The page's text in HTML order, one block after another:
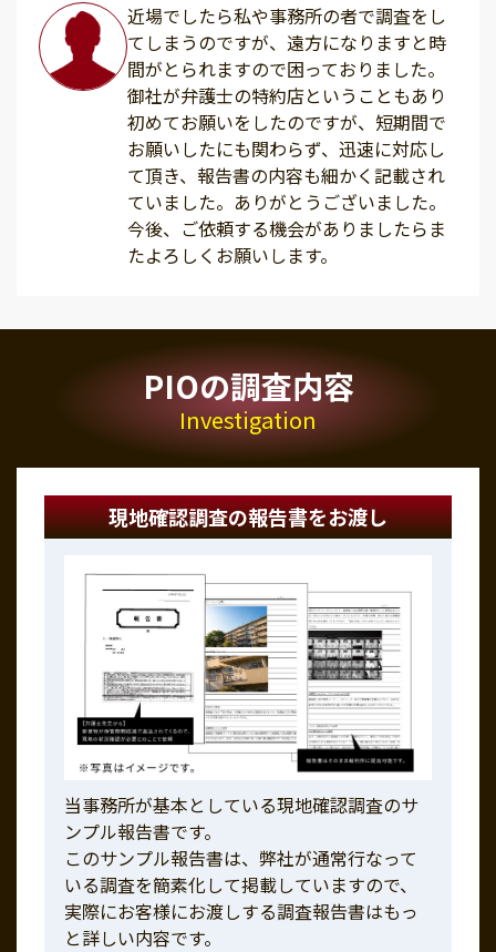
近場でしたら私や事務所の者で調査をし
てしまうのですが、遠方になりますと時
間がとられますので困っておりました。
御社が弁護士の特約店ということもあり
初めてお願いをしたのですが、短期間で
お願いしたにも関わらず、迅速に対応し
て頂き、報告書の内容も細かく記載され
ていました。ありがとうございました。
今後、ご依頼する機会がありましたらま
たよろしくお願いします。
PIOの調査内容
Investigation
現地確認調査の報告書をお渡し
当事務所が基本としている現地確認調査のサ
ンプル報告書です。
このサンプル報告書は、弊社が通常行なって
いる調査を簡素化して掲載していますので、
実際にお客様にお渡しする調査報告書はもっ
と詳しい内容です。